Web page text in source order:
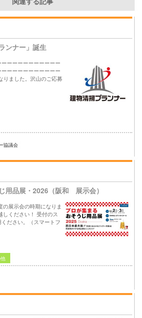
ンナー」誕生
ーーーーーーーーーー
ーーーーーーーーーー
りました。沢山のご応募
協議会
用品展・2026（阪和 展示会）
展示会の時期になりま
しください！ 受付のス
ださい。（スマートフ